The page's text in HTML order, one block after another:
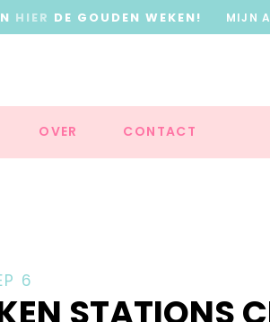
HIER DE GOUDEN WEKEN! MIJN
OVER CONTACT
6